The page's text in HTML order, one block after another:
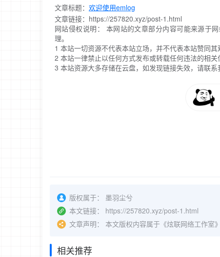
文章标题： 欢迎使用emlog
文章链接：https://257820.xyz/post-1.html
网站侵权说明： 本网站的文章部分内容可能来源于
理。
1 本站一切资源不代表本站立场，并不代表本站赞同其
2 本站一律禁止以任何方式发布或转载任何违法的相
3 本站资源大多存储在云盘，如发现链接失效，请联系
版权属于：
墨羽尘兮
本文链接：
https://257820.xyz/post-1.html
文章声明：
本文版权内容属于《炫联网络工作室
相关推荐